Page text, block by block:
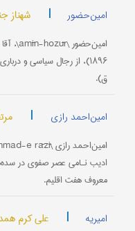
امین‌حضور | شهناز
ق).
امین‌احمد رازی |
معروف هفت اقلیم.
امیریه | علی کرم